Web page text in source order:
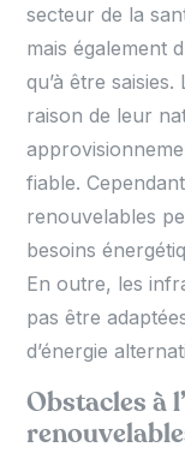
secteur de la
mais également
qu’à être
raison de leur
fiable.
renouvelables
besoins
En outre, les
pas être
d’énergie
Obstacles à